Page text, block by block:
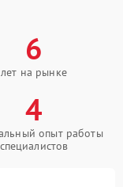
6
лет на рынке
4
опыт работы
специалистов